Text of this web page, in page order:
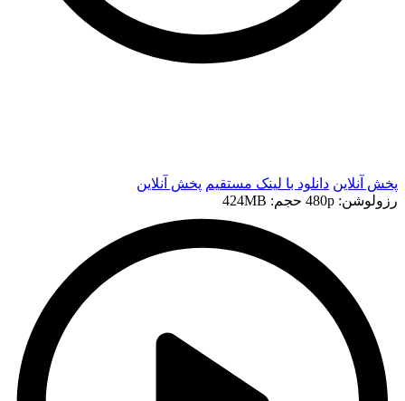
پخش آنلاین دانلود با لينک مستقيم پخش آنلاین
رزولوشن: 480p
حجم: 424MB